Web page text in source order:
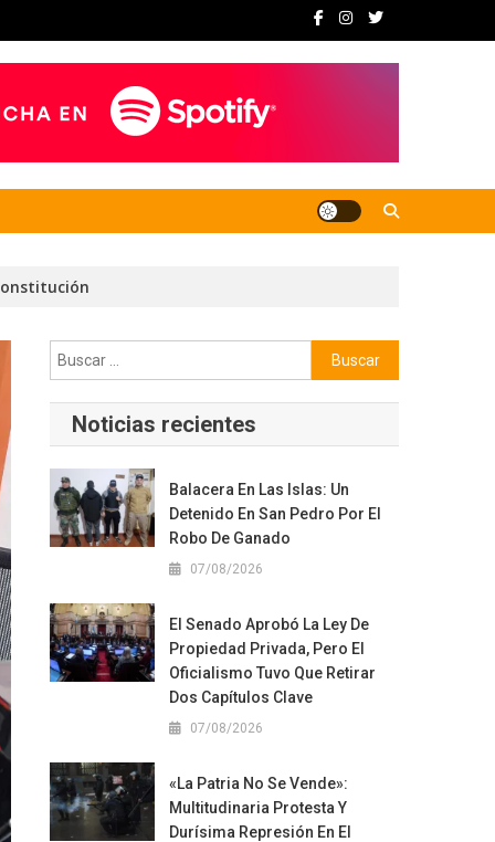
Buscar:
Noticias recientes
Balacera En Las Islas: Un
Detenido En San Pedro Por El
Robo De Ganado
07/08/2026
El Senado Aprobó La Ley De
Propiedad Privada, Pero El
Oficialismo Tuvo Que Retirar
Dos Capítulos Clave
07/08/2026
«La Patria No Se Vende»:
Multitudinaria Protesta Y
Durísima Represión En El